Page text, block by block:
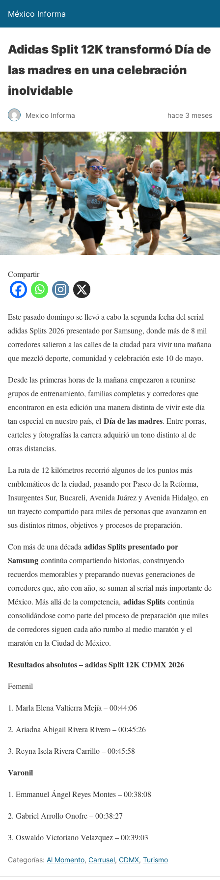
México Informa
Adidas Split 12K transformó Día de
las madres en una celebración
inolvidable
Mexico Informa hace 3 meses
Compartir
Este pasado domingo se llevó a cabo la segunda fecha del serial
adidas Splits 2026 presentado por Samsung, donde más de 8 mil
corredores salieron a las calles de la ciudad para vivir una mañana
que mezcló deporte, comunidad y celebración este 10 de mayo.
Desde las primeras horas de la mañana empezaron a reunirse
grupos de entrenamiento, familias completas y corredores que
encontraron en esta edición una manera distinta de vivir este día
tan especial en nuestro país, el Día de las madres. Entre porras,
carteles y fotografías la carrera adquirió un tono distinto al de
otras distancias.
La ruta de 12 kilómetros recorrió algunos de los puntos más
emblemáticos de la ciudad, pasando por Paseo de la Reforma,
Insurgentes Sur, Bucareli, Avenida Juárez y Avenida Hidalgo, en
un trayecto compartido para miles de personas que avanzaron en
sus distintos ritmos, objetivos y procesos de preparación.
Con más de una década adidas Splits presentado por
Samsung continúa compartiendo historias, construyendo
recuerdos memorables y preparando nuevas generaciones de
corredores que, año con año, se suman al serial más importante de
México. Más allá de la competencia, adidas Splits continúa
consolidándose como parte del proceso de preparación que miles
de corredores siguen cada año rumbo al medio maratón y el
maratón en la Ciudad de México.
Resultados absolutos – adidas Split 12K CDMX 2026
Femenil
Marla Elena Valtierra Mejía – 00:44:06
Ariadna Abigail Rivera Rivero – 00:45:26
Reyna Isela Rivera Carrillo – 00:45:58
Varonil
Emmanuel Ángel Reyes Montes – 00:38:08
Gabriel Arrollo Onofre – 00:38:27
Oswaldo Victoriano Velazquez – 00:39:03
Categorías: Al Momento, Carrusel, CDMX, Turismo